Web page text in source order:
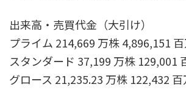
出来高・売買代金（大引け）
プライム 214,669 万株 4,896,151
スタンダード 37,199 万株 129,001
グロース 21,235.23 万株 122,432 百